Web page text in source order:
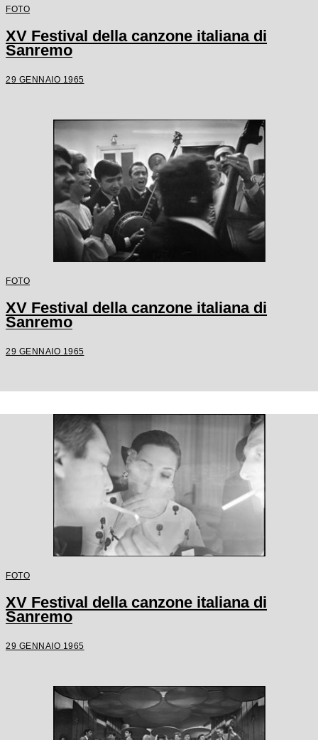
FOTO
XV Festival della canzone italiana di
Sanremo
29 GENNAIO 1965
FOTO
XV Festival della canzone italiana di
Sanremo
29 GENNAIO 1965
FOTO
XV Festival della canzone italiana di
Sanremo
29 GENNAIO 1965